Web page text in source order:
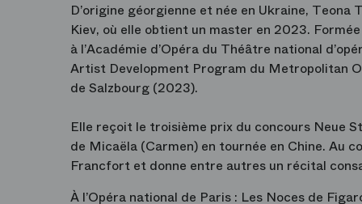
D’origine géorgienne et née en Ukraine,
Kiev, où elle obtient un master en 2023.
à l’Académie d’Opéra du Théâtre national
Artist Development Program du Metropolitan
de Salzbourg (2023).
Elle reçoit le troisième prix du concours Neue
de Micaëla (Carmen) en tournée en Chine. Au
Francfort et donne entre autres un récital
À l’Opéra national de Paris : Les Noces de